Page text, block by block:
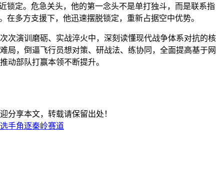
锁定。危急关头，他的第一念头不是单打独斗，而是联系指
在多方支援下，他迅速摆脱锁定，重新占据空中优势。
次演训磨砺、实战淬火中，深刻读懂现代战争体系对抗的核
局，倒逼飞行员想对策、研战法、练协同，全面提高基于网
动部队打赢本领不断提升。
分享本文，转载请保留出处！
手角逐秦岭赛道